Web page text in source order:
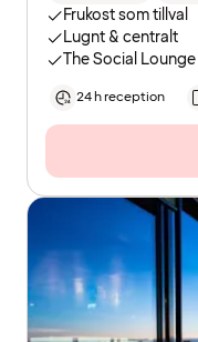
Frukost som tillval
Lugnt & centralt
The Social Lounge
24 h reception